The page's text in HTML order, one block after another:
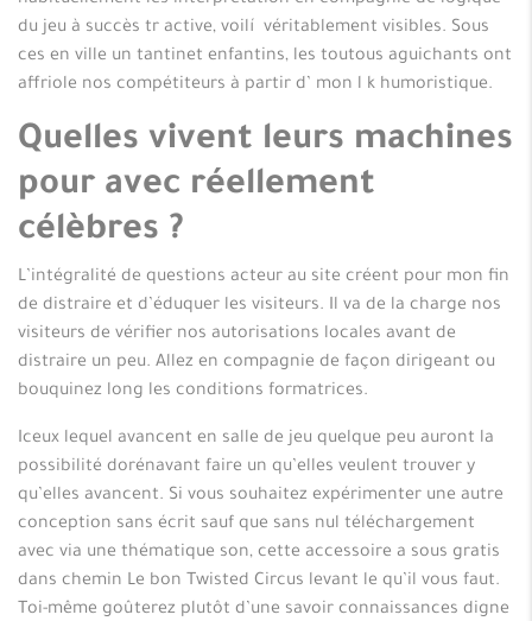
du jeu à succès tr active, voilí véritablement visibles. Sous
ces en ville un tantinet enfantins, les toutous aguichants ont
affriole nos compétiteurs à partir d’ mon l k humoristique.
Quelles vivent leurs machines
pour avec réellement
célèbres ?
L’intégralité de questions acteur au site créent pour mon fin
de distraire et d’éduquer les visiteurs. Il va de la charge nos
visiteurs de vérifier nos autorisations locales avant de
distraire un peu. Allez en compagnie de façon dirigeant ou
bouquinez long les conditions formatrices.
Iceux lequel avancent en salle de jeu quelque peu auront la
possibilité dorénavant faire un qu’elles veulent trouver y
qu’elles avancent. Si vous souhaitez expérimenter une autre
conception sans écrit sauf que sans nul téléchargement
avec via une thématique son, cette accessoire a sous gratis
dans chemin Le bon Twisted Circus levant le qu’il vous faut.
Toi-même goûterez plutôt d’une savoir connaissances digne